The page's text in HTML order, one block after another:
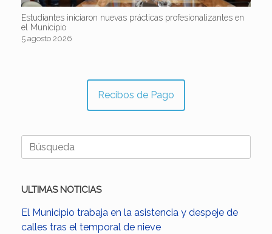
Estudiantes iniciaron nuevas prácticas profesionalizantes en
el Municipio
5 agosto 2026
Recibos de Pago
Buscar:
ULTIMAS NOTICIAS
El Municipio trabaja en la asistencia y despeje de
calles tras el temporal de nieve